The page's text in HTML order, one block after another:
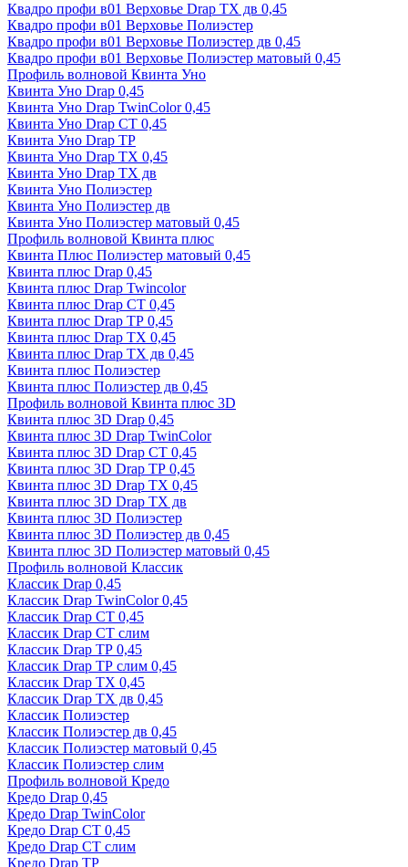
Квадро профи в01 Верховье Drap ТХ дв 0,45
Квадро профи в01 Верховье Полиэстер
Квадро профи в01 Верховье Полиэстер дв 0,45
Квадро профи в01 Верховье Полиэстер матовый 0,45
Профиль волновой Квинта Уно
Квинта Уно Drap 0,45
Квинта Уно Drap TwinColor 0,45
Квинта Уно Drap СТ 0,45
Квинта Уно Drap ТР
Квинта Уно Drap ТХ 0,45
Квинта Уно Drap ТХ дв
Квинта Уно Полиэстер
Квинта Уно Полиэстер дв
Квинта Уно Полиэстер матовый 0,45
Профиль волновой Квинта плюс
Квинта Плюс Полиэстер матовый 0,45
Квинта плюс Drap 0,45
Квинта плюс Drap Twincolor
Квинта плюс Drap СТ 0,45
Квинта плюс Drap ТР 0,45
Квинта плюс Drap ТХ 0,45
Квинта плюс Drap ТХ дв 0,45
Квинта плюс Полиэстер
Квинта плюс Полиэстер дв 0,45
Профиль волновой Квинта плюс 3D
Квинта плюс 3D Drap 0,45
Квинта плюс 3D Drap TwinColor
Квинта плюс 3D Drap СТ 0,45
Квинта плюс 3D Drap ТР 0,45
Квинта плюс 3D Drap ТХ 0,45
Квинта плюс 3D Drap ТХ дв
Квинта плюс 3D Полиэстер
Квинта плюс 3D Полиэстер дв 0,45
Квинта плюс 3D Полиэстер матовый 0,45
Профиль волновой Классик
Классик Drap 0,45
Классик Drap TwinColor 0,45
Классик Drap СТ 0,45
Классик Drap СТ слим
Классик Drap ТР 0,45
Классик Drap ТР слим 0,45
Классик Drap ТХ 0,45
Классик Drap ТХ дв 0,45
Классик Полиэстер
Классик Полиэстер дв 0,45
Классик Полиэстер матовый 0,45
Классик Полиэстер слим
Профиль волновой Кредо
Кредо Drap 0,45
Кредо Drap TwinColor
Кредо Drap СТ 0,45
Кредо Drap СТ слим
Кредо Drap ТР